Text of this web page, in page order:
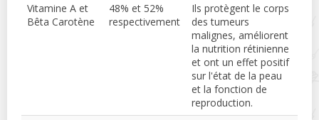
Vitamine A et
Bêta Carotène
48% et 52%
respectivement
Ils protègent le corps
des tumeurs
malignes, améliorent
la nutrition rétinienne
et ont un effet positif
sur l'état de la peau
et la fonction de
reproduction.